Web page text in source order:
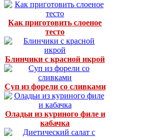
Как приготовить слоеное
тесто
Блинчики с красной икрой
Суп из форели со сливками
Оладьи из куриного филе и
кабачка